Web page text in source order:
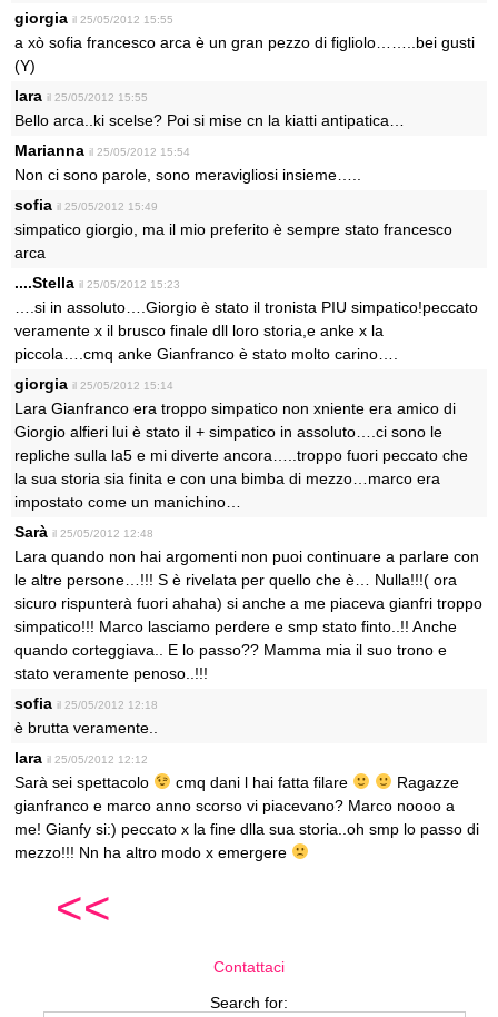
giorgia il 25/05/2012 15:55
a xò sofia francesco arca è un gran pezzo di figliolo……..bei gusti
(Y)
lara il 25/05/2012 15:55
Bello arca..ki scelse? Poi si mise cn la kiatti antipatica…
Marianna il 25/05/2012 15:54
Non ci sono parole, sono meravigliosi insieme…..
sofia il 25/05/2012 15:49
simpatico giorgio, ma il mio preferito è sempre stato francesco
arca
....Stella il 25/05/2012 15:23
….si in assoluto….Giorgio è stato il tronista PIU simpatico!peccato
veramente x il brusco finale dll loro storia,e anke x la
piccola….cmq anke Gianfranco è stato molto carino….
giorgia il 25/05/2012 15:14
Lara Gianfranco era troppo simpatico non xniente era amico di
Giorgio alfieri lui è stato il + simpatico in assoluto….ci sono le
repliche sulla la5 e mi diverte ancora…..troppo fuori peccato che
la sua storia sia finita e con una bimba di mezzo…marco era
impostato come un manichino…
Sarà il 25/05/2012 12:48
Lara quando non hai argomenti non puoi continuare a parlare con
le altre persone…!!! S è rivelata per quello che è… Nulla!!!( ora
sicuro rispunterà fuori ahaha) si anche a me piaceva gianfri troppo
simpatico!!! Marco lasciamo perdere e smp stato finto..!! Anche
quando corteggiava.. E lo passo?? Mamma mia il suo trono e
stato veramente penoso..!!!
sofia il 25/05/2012 12:18
è brutta veramente..
lara il 25/05/2012 12:12
Sarà sei spettacolo cmq dani l hai fatta filare
Ragazze
gianfranco e marco anno scorso vi piacevano? Marco noooo a
me! Gianfy si:) peccato x la fine dlla sua storia..oh smp lo passo di
mezzo!!! Nn ha altro modo x emergere
<<
Contattaci
Search for: